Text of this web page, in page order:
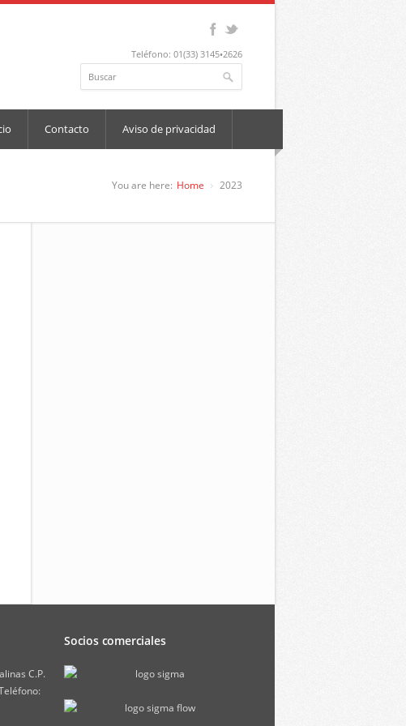
Teléfono: 01(33) 3145•2626
Contacto Aviso de privacidad
You are here: Home 2023
C.P.
Socios comerciales